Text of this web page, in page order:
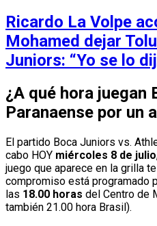
Ricardo La Volpe
Mohamed dejar
Juniors: “Yo se lo
¿A qué hora juegan
Paranaense por un
El partido Boca Juniors vs.
cabo HOY miércoles 8 de julio
juego que aparece en la grilla
compromiso está programado
las 18.00 horas del Centro de
también 21.00 hora Brasil).